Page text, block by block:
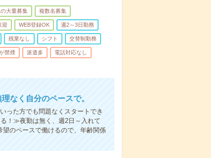
大量募集 複数名募集
迎 WEB登録OK 週2～3日勤務
残業なし シフト 交替制勤務
禁煙 派遣多 電話対応なし
なく自分のペースで。
った方でも問題なくスタートでき
！≫夜勤は無く、週2日～入れて
のペースで働けるので、年齢関係